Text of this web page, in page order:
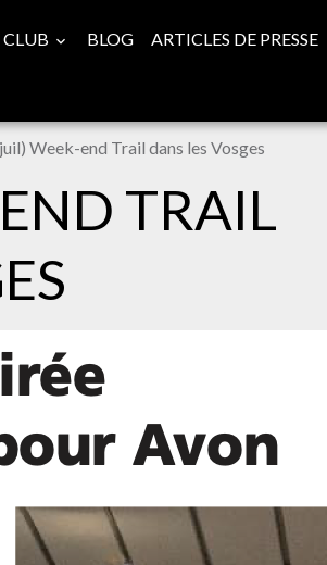
CLUB BLOG ARTICLES DE PRESSE
Week-end Trail dans les Vosges
TRAIL